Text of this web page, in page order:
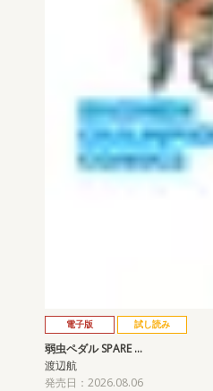
電子版 試し読み
弱虫ペダル SPARE …
渡辺航
発売日：2026.08.06